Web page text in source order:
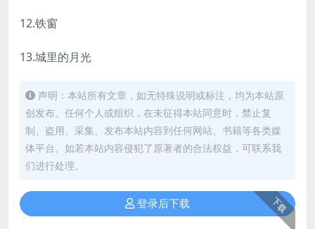
12.铁窗
13.城里的月光
声明：本站所有文章，如无特殊说明或标注，均为本站原
创发布。任何个人或组织，在未征得本站同意时，禁止复
制、盗用、采集、发布本站内容到任何网站、书籍等各类媒
体平台。如若本站内容侵犯了原著者的合法权益，可联系我
们进行处理。
下载
登录后下载